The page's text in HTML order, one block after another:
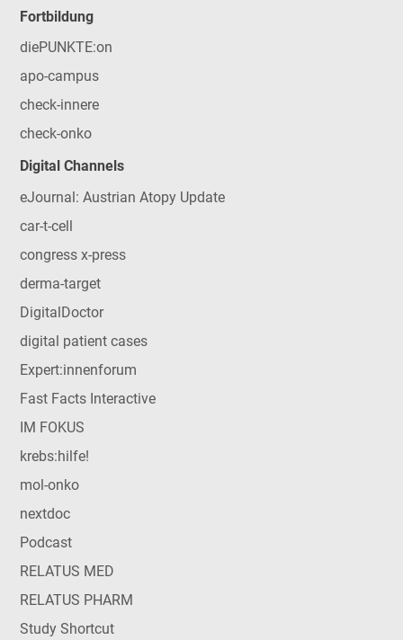
Fortbildung
diePUNKTE:on
apo-campus
check-innere
check-onko
Digital Channels
eJournal: Austrian Atopy Update
car-t-cell
congress x-press
derma-target
DigitalDoctor
digital patient cases
Expert:innenforum
Fast Facts Interactive
IM FOKUS
krebs:hilfe!
mol-onko
nextdoc
Podcast
RELATUS MED
RELATUS PHARM
Study Shortcut